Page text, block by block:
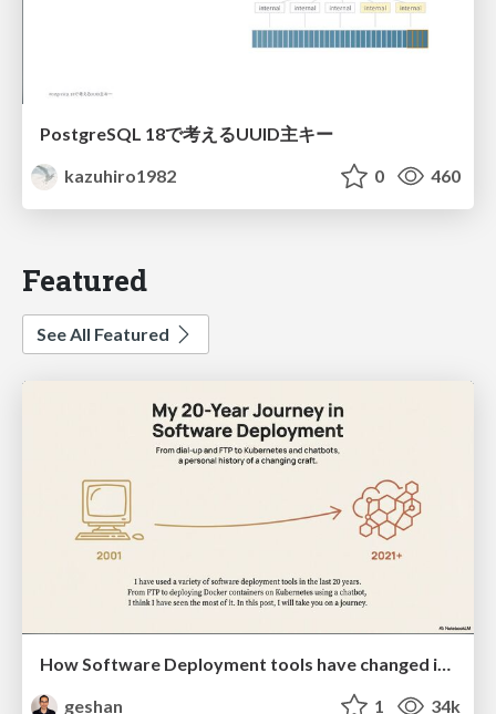
PostgreSQL 18で考えるUUID主キー
kazuhiro1982
0 460
Featured
See All Featured
How Software Deployment tools have changed in the past 20 years
geshan
1 34k